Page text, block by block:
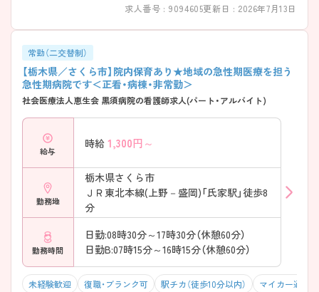
求人番号 : 9094605更新日 : 2026年7月13日
常勤（二交替制）
【栃木県／さくら市】院内保育あり★地域の急性期医療を担う
急性期病院です＜正看・病棟・非常勤＞
社会医療法人恵生会 黒須病院の看護師求人(パート・アルバイト)
給与
時給 1,300円～
勤務地
栃木県さくら市
ＪＲ東北本線(上野－盛岡)「氏家駅」徒歩8
分
勤務時間
日勤:08時30分～17時30分（休憩60分）
日勤B:07時15分～16時15分（休憩60分）
未経験歓迎 復職・ブランク可 駅チカ（徒歩10分以内） マイカー通勤